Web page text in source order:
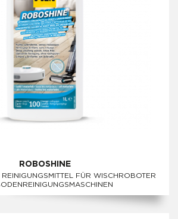
ROBOSHINE
REINIGUNGSMITTEL FÜR WISCHROBOTER